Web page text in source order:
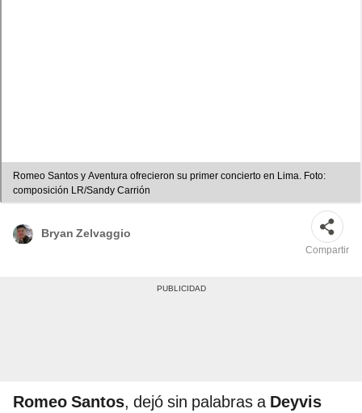
Romeo Santos y Aventura ofrecieron su primer concierto en Lima. Foto:
composición LR/Sandy Carrión
Bryan Zelvaggio
Compartir
Romeo Santos, dejó sin palabras a Deyvis